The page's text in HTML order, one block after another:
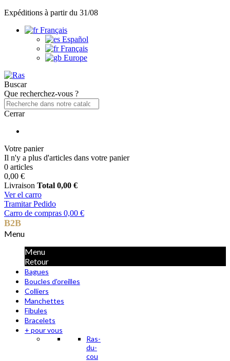
Expéditions à partir du 31/08
Français
Español
Français
Europe
Buscar
Que recherchez-vous ?
Cerrar
Votre panier
Il n'y a plus d'articles dans votre panier
0 articles
0,00 €
Livraison Total 0,00 €
Ver el carro
Tramitar Pedido
Carro de compras 0,00 €
B2B
Menu
Menu
Retour
Bagues
Boucles d'oreilles
Colliers
Manchettes
Fibules
Bracelets
+ pour vous
Ras-
du-
cou